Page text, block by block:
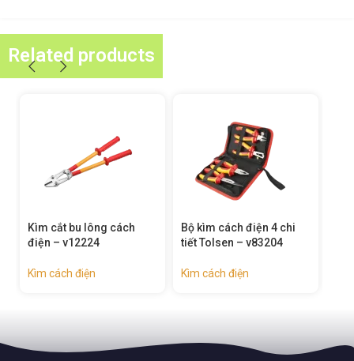
Related products
Bộ kìm cách điện 4 chi
tiết Tolsen – v83204
Kìm cách điện
Bộ kìm cách điện 3 chi
tiết Tolsen – v83103
Kìm cách điện